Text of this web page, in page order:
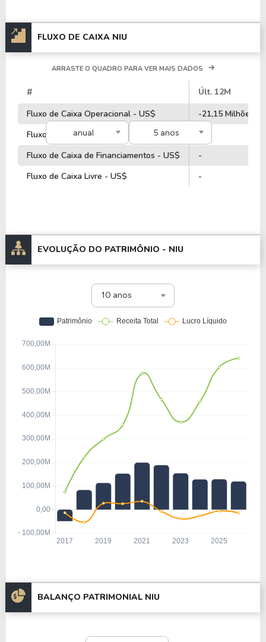
FLUXO DE CAIXA NIU
anual 5 anos
ARRASTE O QUADRO PARA VER MAIS DADOS
#
Últ. 12M
Fluxo de Caixa Operacional - US$
-21,15 Milhões
Fluxo de Caixa de Investimentos - US$
-
Fluxo de Caixa de Financiamentos - US$
-
Fluxo de Caixa Livre - US$
-
EVOLUÇÃO DO PATRIMÔNIO - NIU
10 anos
BALANÇO PATRIMONIAL NIU